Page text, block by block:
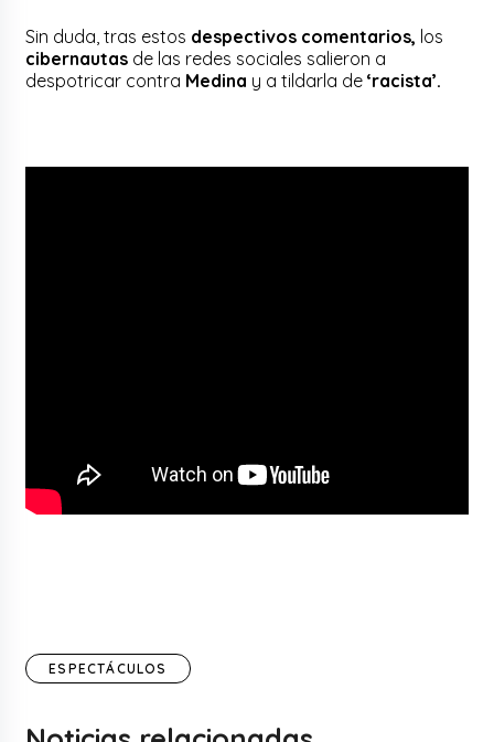
Sin duda, tras estos despectivos comentarios, los
cibernautas de las redes sociales salieron a
despotricar contra Medina y a tildarla de ‘racista’.
ESPECTÁCULOS